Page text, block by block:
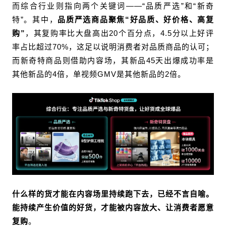
而综合行业则指向两个关键词——“品质严选”和“新奇
特”。其中， 品质严选商品聚焦“好品质、好价格、高复
购” ，其复购率比大盘高出20个百分点，4.5分以上好评
率占比超过70%，这足以说明消费者对品质商品的认可；
而新奇特商品则借助内容场，其新品45天出爆成功率是
其他新品的4倍，单视频GMV是其他新品的2倍。
什么样的货才能在内容场里持续跑下去，已经不言自喻。
能持续产生价值的好货， 才能被内容放大、让消费者愿意
复购。